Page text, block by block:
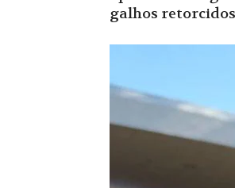
galhos